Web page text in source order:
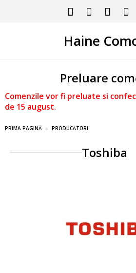
Haine
Preluare
Comenzile vor fi preluate si
de 15 august.
PRIMA PAGINĂ PRODUCĂTORI
Toshiba